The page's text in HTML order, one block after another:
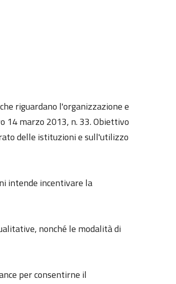
riguardano l'organizzazione e
marzo 2013, n. 33. Obiettivo
delle istituzioni e sull'utilizzo
intende incentivare la
nonché le modalità di
per consentirne il